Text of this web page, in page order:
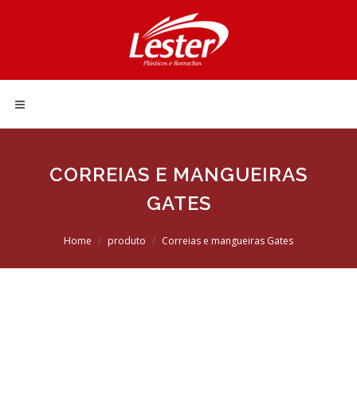
CORREIAS E MANGUEIRAS
GATES
Home produto Correias e mangueiras Gates